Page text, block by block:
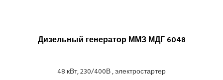
Дизельный генератор ММЗ МДГ 6048
48 кВт, 230/400В , электростартер